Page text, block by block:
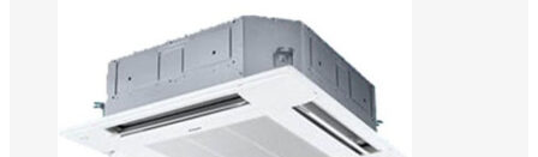
パスワード
ログイン状態を保存